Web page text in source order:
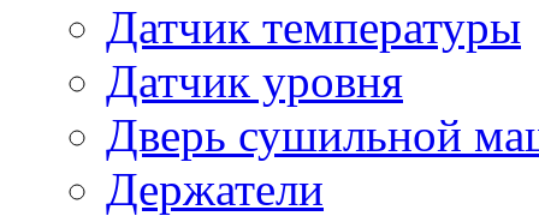
Датчик температуры
Датчик уровня
Дверь сушильной
Держатели